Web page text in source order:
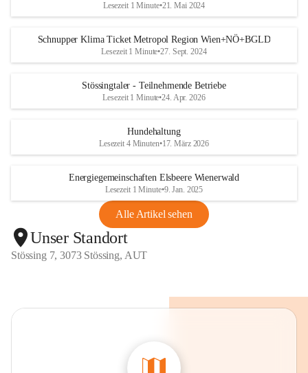
Lesezeit 1 Minute•21. Mai 2024
Schnupper Klima Ticket Metropol Region Wien+NÖ+BGLD
Lesezeit 1 Minute•27. Sept. 2024
Stössingtaler - Teilnehmende Betriebe
Lesezeit 1 Minute•24. Apr. 2026
Hundehaltung
Lesezeit 4 Minuten•17. März 2026
Energiegemeinschaften Elsbeere Wienerwald
Lesezeit 1 Minute•9. Jan. 2025
Alle Artikel sehen
Unser Standort
Stössing 7, 3073 Stössing, AUT